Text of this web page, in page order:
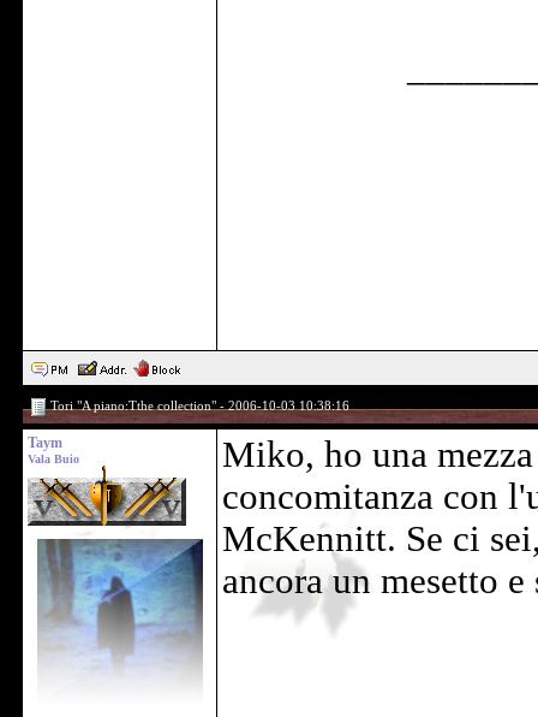
Tori "A piano:Tthe collection" - 2006-10-03 10:38:16
Taym
Vala Buio
Miko, ho una
concomitanza con
McKennitt. Se ci
ancora un mesetto